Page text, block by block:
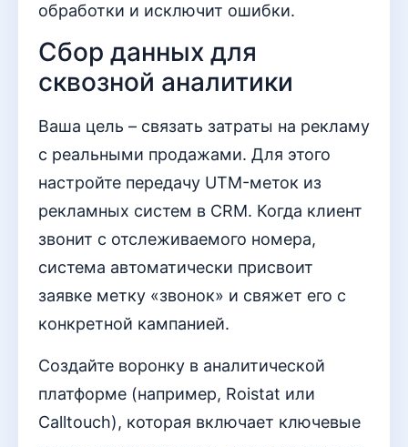
обработки и исключит ошибки.
Сбор данных для
сквозной аналитики
Ваша цель – связать затраты на рекламу
с реальными продажами. Для этого
настройте передачу UTM-меток из
рекламных систем в CRM. Когда клиент
звонит с отслеживаемого номера,
система автоматически присвоит
заявке метку «звонок» и свяжет его с
конкретной кампанией.
Создайте воронку в аналитической
платформе (например, Roistat или
Calltouch), которая включает ключевые